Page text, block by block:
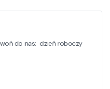
do nas: dzień roboczy